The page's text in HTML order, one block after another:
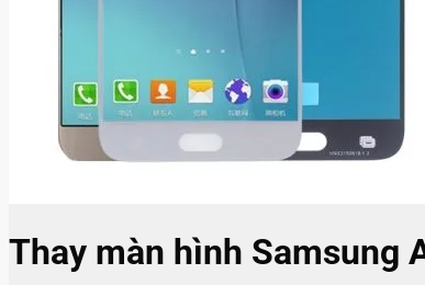
Thay màn hình Samsung